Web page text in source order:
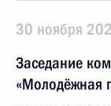
30 ноября
Заседание
«Молодёжная